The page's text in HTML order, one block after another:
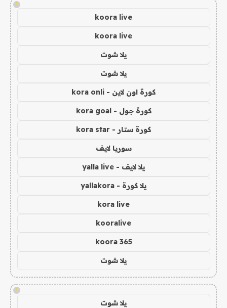
!
koora live
koora live
يلا شوت
يلا شوت
كورة اون لاين - kora onli
كورة جول - kora goal
كورة ستار - kora star
سوريا لايف
يلا لايف - yalla live
يلا كورة - yallakora
kora live
kooralive
koora 365
يلا شوت
!
يلا شوت